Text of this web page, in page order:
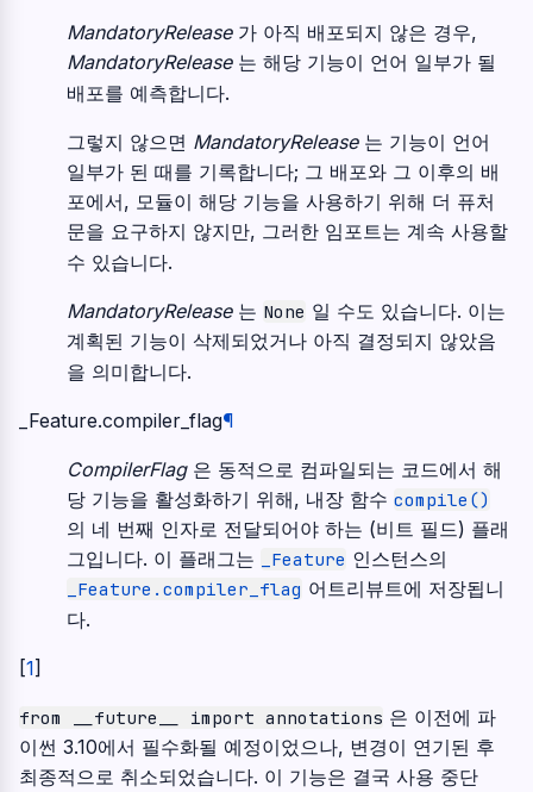
MandatoryRelease가 아직 배포되지 않은 경우,
MandatoryRelease는 해당 기능이 언어 일부가 될
배포를 예측합니다.
그렇지 않으면 MandatoryRelease는 기능이 언어
일부가 된 때를 기록합니다; 그 배포와 그 이후의 배
포에서, 모듈이 해당 기능을 사용하기 위해 더 퓨처
문을 요구하지 않지만, 그러한 임포트는 계속 사용할
수 있습니다.
MandatoryRelease는 None 일 수도 있습니다. 이는
계획된 기능이 삭제되었거나 아직 결정되지 않았음
을 의미합니다.
_Feature.compiler_flag¶
CompilerFlag은 동적으로 컴파일되는 코드에서 해
당 기능을 활성화하기 위해, 내장 함수 compile()
의 네 번째 인자로 전달되어야 하는 (비트 필드) 플래
그입니다. 이 플래그는
_Feature 인스턴스의
_Feature.compiler_flag 어트리뷰트에 저장됩니
다.
[1]
from __future__ import annotations 은 이전에 파
이썬 3.10에서 필수화될 예정이었으나, 변경이 연기된 후
최종적으로 취소되었습니다. 이 기능은 결국 사용 중단